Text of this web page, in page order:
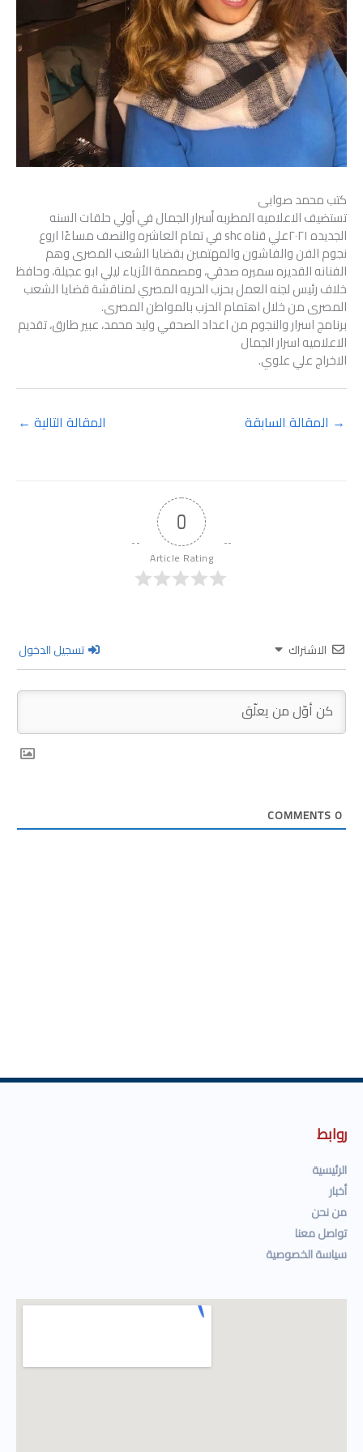
كتب محمد صوابى
تستضيف الاعلاميه المطربه أسرار الجمال في أولي حلقات السنه
الجديده ٢٠٢١علي قناه shc في تمام العاشره والنصف مساءًا اروع
نجوم الفن والفاشون والمهتمين بقضايا الشعب المصرى وهم
الفنانه القديره سميره صدقي، ومصممة الأزياء ليلي ابو عجيلة، وحافظ
خلاف رئيس لجنه العمل بحزب الحريه المصري لمناقشة قضايا الشعب
المصرى من خلال اهتمام الحزب بالمواطن المصرى.
برنامج اسرار والنجوم من اعداد الصحفي وليد محمد، عبير طارق، تقديم
الاعلاميه اسرار الجمال
الاخراج علي علوي.
→ المقالة السابقة المقالة التالية ←
0
Article Rating
الاشتراك تسجيل الدخول
0
روابط
الرئيسية
أخبار
من نحن
تواصل معنا
سياسة الخصوصية